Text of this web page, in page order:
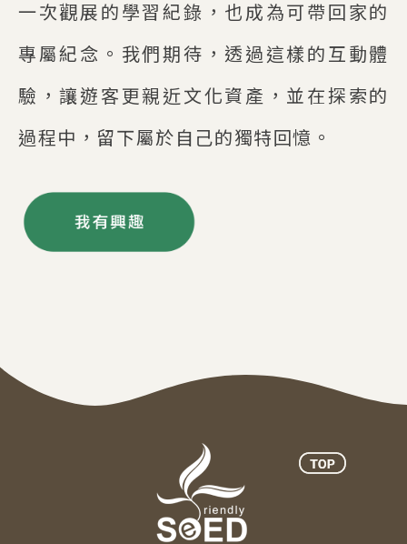
一次觀展的學習紀錄，也成為可帶回家的
專屬紀念。我們期待，透過這樣的互動體
驗，讓遊客更親近文化資產，並在探索的
過程中，留下屬於自己的獨特回憶。